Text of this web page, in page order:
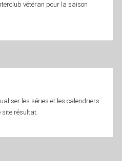
vétéran pour la saison
les séries et les calendriers
site résultat.